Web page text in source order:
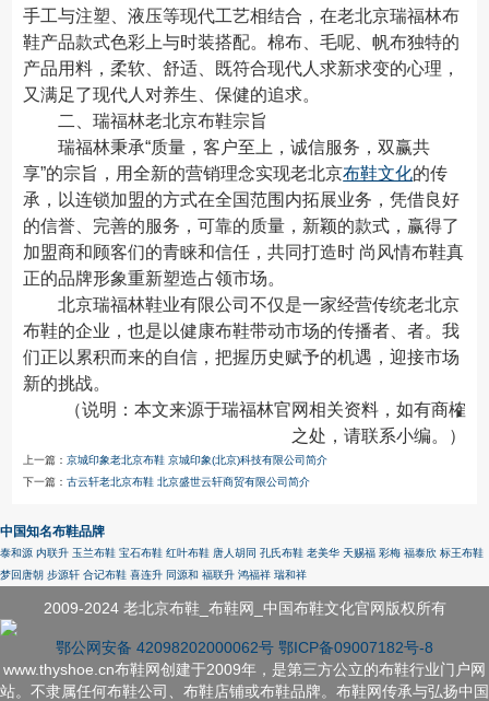
手工与注塑、液压等现代工艺相结合，在老北京瑞福林布
鞋产品款式色彩上与时装搭配。棉布、毛呢、帆布独特的
产品用料，柔软、舒适、既符合现代人求新求变的心理，
又满足了现代人对养生、保健的追求。
二、瑞福林老北京布鞋宗旨
瑞福林秉承“质量，客户至上，诚信服务，双赢共
享”的宗旨，用全新的营销理念实现老北京布鞋文化的传
承，以连锁加盟的方式在全国范围内拓展业务，凭借良好
的信誉、完善的服务，可靠的质量，新颖的款式，赢得了
加盟商和顾客们的青睐和信任，共同打造时 尚风情布鞋真
正的品牌形象重新塑造占领市场。
北京瑞福林鞋业有限公司不仅是一家经营传统老北京
布鞋的企业，也是以健康布鞋带动市场的传播者、者。我
们正以累积而来的自信，把握历史赋予的机遇，迎接市场
新的挑战。
（说明：本文来源于瑞福林官网相关资料，如有商榷
之处，请联系小编。）
上一篇：京城印象老北京布鞋 京城印象(北京)科技有限公司简介
下一篇：古云轩老北京布鞋 北京盛世云轩商贸有限公司简介
中国知名布鞋品牌
泰和源 内联升 玉兰布鞋 宝石布鞋 红叶布鞋 唐人胡同 孔氏布鞋 老美华 天赐福 彩梅 福泰欣 标王布鞋
梦回唐朝 步源轩 合记布鞋 喜连升 同源和 福联升 鸿福祥 瑞和祥
2009-2024 老北京布鞋_布鞋网_中国布鞋文化官网版权所有
鄂公网安备 42098202000062号 鄂ICP备09007182号-8
www.thyshoe.cn布鞋网创建于2009年，是第三方公立的布鞋行业门户网
站。不隶属任何布鞋公司、布鞋店铺或布鞋品牌。布鞋网传承与弘扬中国